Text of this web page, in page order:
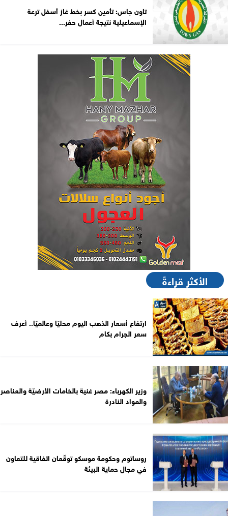
تاون جاس: تأمين كسر بخط غاز أسفل ترعة
الإسماعيلية نتيجة أعمال حفر...
الأكثر قراءةً
ارتفاع أسعار الذهب اليوم محليًا وعالميًا.. أعرف
سعر الجرام بكام
وزير الكهرباء: مصر غنية بالخامات الأرضيّة والعناصر
والمواد النادرة
روساتوم وحكومة موسكو توقّعان اتفاقية للتعاون
في مجال حماية البيئة